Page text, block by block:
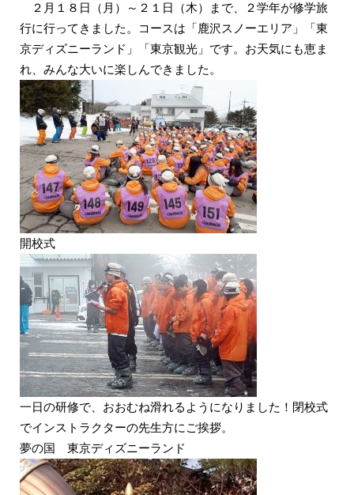
２月１８日（月）～２１日（木）まで、２学年が修学旅
行に行ってきました。コースは「鹿沢スノーエリア」「東
京ディズニーランド」「東京観光」です。お天気にも恵ま
れ、みんな大いに楽しんできました。
開校式
一日の研修で、おおむね滑れるようになりました！閉校式
でインストラクターの先生方にご挨拶。
夢の国 東京ディズニーランド